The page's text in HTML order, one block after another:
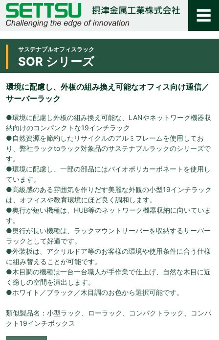
サステナブルオフィスラック
SOR シリーズ
環境に配慮し、外板の組み換え可能なオフィス向け通信／
サーバーラック
●環境に配慮し外板の組み換え可能な、LANやネットワーク機器収
納向けのコンパンクトな19インチラック
●自然資源を節約したリサイクルのアルミフレームを使用してお
り、弊社ラックtoラック対象品のサステナブルラックのシリーズで
す。
●環境に配慮し、一部の部品にはバイオポリカーボネートを使用し
ています。
●高級感のある雰囲気を作りだす美麗な外観の小型19インチラック
は、オフィスや教育環境にほど良く調和します。
●奥行が短い機種は、HUB等のネットワーク機器収納に向いていま
す。
●奥行が長い機種は、ラックマウントサーバーを収納するサーバー
ラックとして好適です。
●外装板は、アクリルドア等のお客様の環境や使用条件に合う仕様
に組み替えることが可能です。
●木目調の機種は一台一台職人が手作業で仕上げ、自然な木目に近
く癒しの空間を演出します。
●ホワイト／ブラック／木目調のお色から選択可能です。
類似製品名：小型ラック、ローラック、コンパクトラック、コンパ
クト19インチボックス